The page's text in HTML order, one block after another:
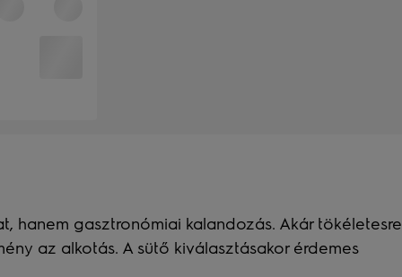
hanem gasztronómiai kalandozás. Akár tökéletesre
az alkotás. A sütő kiválasztásakor érdemes